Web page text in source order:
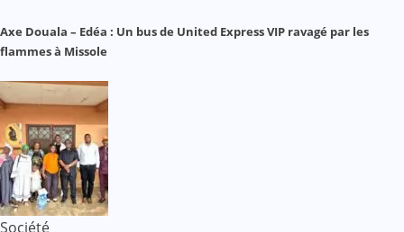
Axe Douala – Edéa : Un bus de United Express VIP ravagé par les
flammes à Missole
Société